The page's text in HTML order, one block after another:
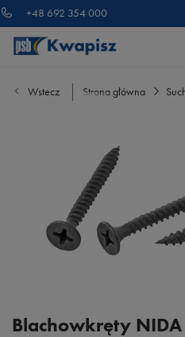
+48 692 354 000
Wstecz Strona główna
Blachowkręty